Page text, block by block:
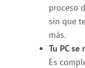
proceso
sin que
más.
Tu PC
Es